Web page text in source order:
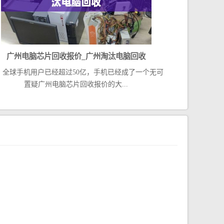
广州电脑芯片回收报价_广州淘汰电脑回收
手机用户已经超过50亿，手机已经成了一个无可
置疑广州电脑芯片回收报价的大...